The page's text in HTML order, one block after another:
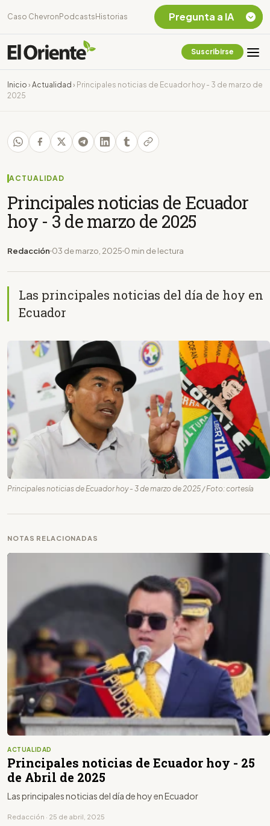
Caso Chevron Podcasts Historias
Suscribirse
Inicio › Actualidad › Principales noticias de Ecuador hoy - 3 de marzo de
2025
ACTUALIDAD
Principales noticias de Ecuador
hoy - 3 de marzo de 2025
Redacción 03 de marzo, 2025 0 min de lectura
Las principales noticias del día de hoy en
Ecuador
Principales noticias de Ecuador hoy - 3 de marzo de 2025 / Foto: cortesía
NOTAS RELACIONADAS
ACTUALIDAD
Principales noticias de Ecuador hoy - 25
de Abril de 2025
Las principales noticias del día de hoy en Ecuador
Redacción · 25 de abril, 2025
Pregunta a IA
Chevron Ecuador